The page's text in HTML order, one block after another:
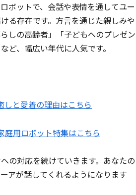
ボットで、会話や表情を通してユー
る存在です。方言を通じた親しみや
しの高齢者」「子どもへのプレゼン
ど、幅広い年代に人気です。
しと愛着の理由はこちら
庭用ロボット特集はこちら
の対応を続けていきます。あなたの
アが話してくれるようになります